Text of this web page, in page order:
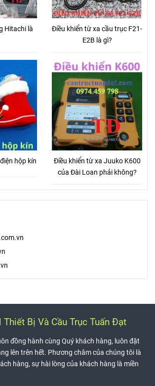
Hitachi là
Điều khiển từ xa cầu trục F21-
E2B là gì?
hộp kín
Điều khiển từ xa Juuko K600
của Đài Loan phải không?
Thiết Bị Và Cầu Trục Tuấn Đạt
đồng hành cùng Quý khách hàng, luôn đặt
lên trên hết. Phương châm của chúng tôi là
hàng, sự hài lòng của khách hàng là miền